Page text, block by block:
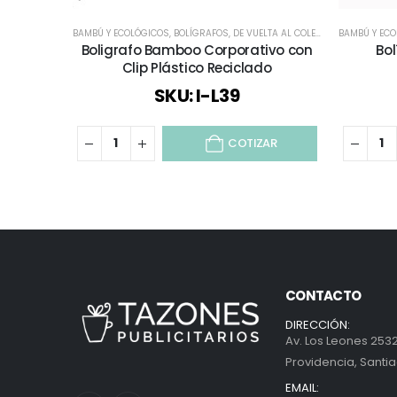
BAMBÚ Y ECOLÓGICOS, BOLÍGRAFOS, DE VUELTA AL COLEGIO
Boligrafo Bamboo Corporativo con
Clip Plástico Reciclado
SKU: I-L39
COTIZAR
BAMBÚ Y
CONTACTO
DIRECCIÓN:
Av. Los Leones
Providencia,
EMAIL: